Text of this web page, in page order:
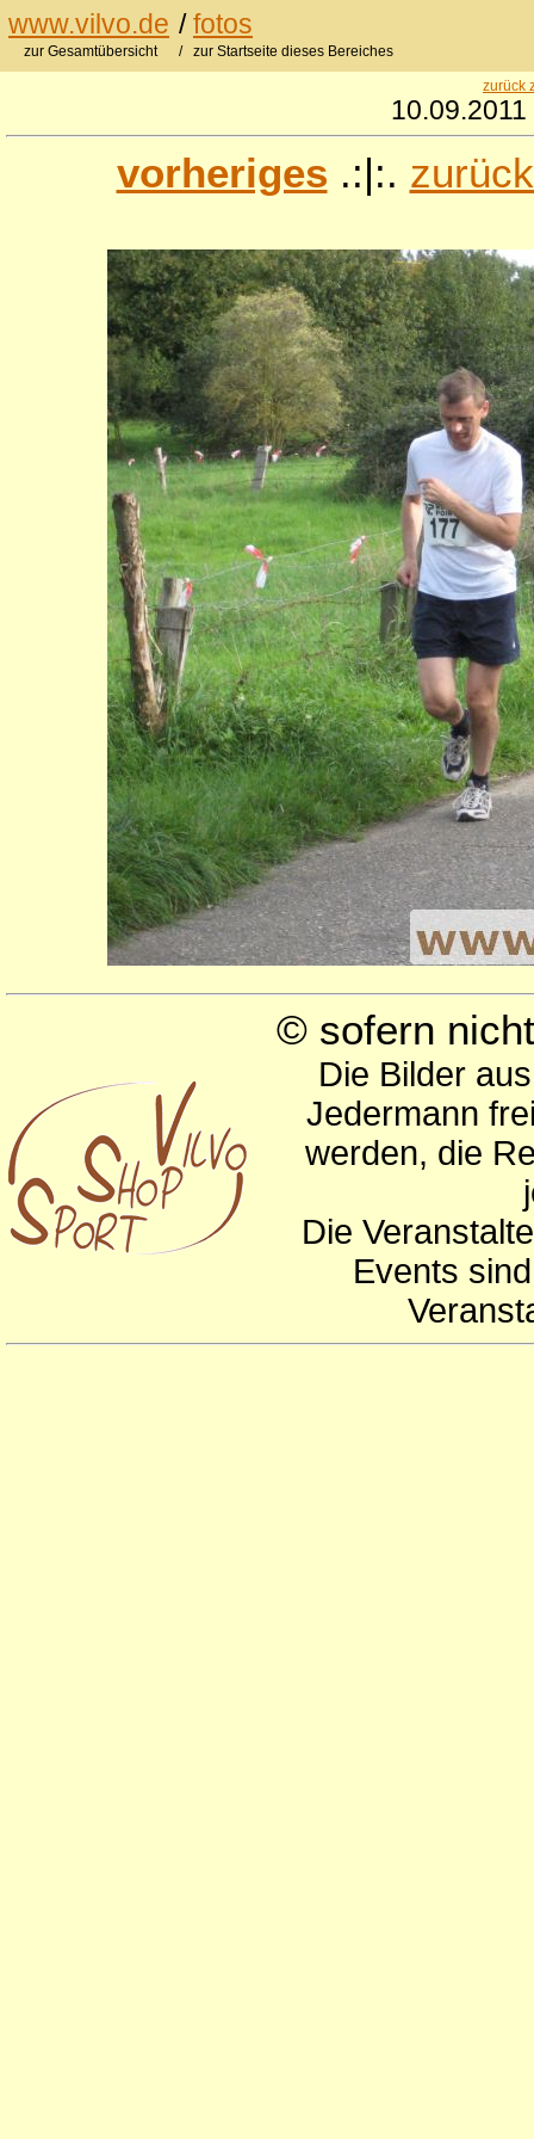
www.vilvo.de /fotos
zur Gesamtübersicht / zur Startseite dieses Bereiches
zurück
vorheriges .:|:.
© sofern
Die Bilder
Jedermann
werden, die
Die
Events